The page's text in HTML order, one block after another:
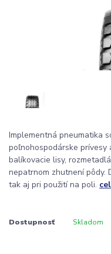
Implementná pneumatika
poľnohospodárske
balíkovacie lisy,
nepatrnom zhutnení pôdy.
tak aj pri použití na poli.
Dostupnosť Skladom